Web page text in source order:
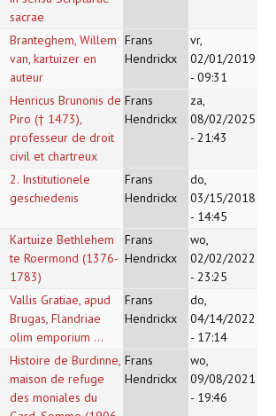
sacrae
Branteghem, Willem
van, kartuizer en
auteur
Frans
Hendrickx
vr,
02/01/2019
- 09:31
Henricus Brunonis de
Piro († 1473),
professeur de droit
civil et chartreux
Frans
Hendrickx
za,
08/02/2025
- 21:43
2. Institutionele
geschiedenis
Frans
Hendrickx
do,
03/15/2018
- 14:45
Kartuize Bethlehem
te Roermond (1376-
1783)
Frans
Hendrickx
wo,
02/02/2022
- 23:25
Vallis Gratiae, apud
Brugas, Flandriae
olim emporium ...
Frans
Hendrickx
do,
04/14/2022
- 17:14
Histoire de Burdinne,
maison de refuge
des moniales du
Frans
Hendrickx
wo,
09/08/2021
- 19:46